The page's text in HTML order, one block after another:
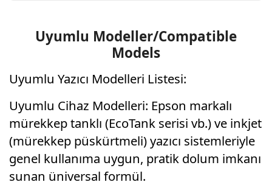
Uyumlu Modeller/Compatible
Models
Uyumlu Yazıcı Modelleri Listesi:
Uyumlu Cihaz Modelleri: Epson markalı
mürekkep tanklı (EcoTank serisi vb.) ve inkjet
(mürekkep püskürtmeli) yazıcı sistemleriyle
genel kullanıma uygun, pratik dolum imkanı
sunan üniversal formül.